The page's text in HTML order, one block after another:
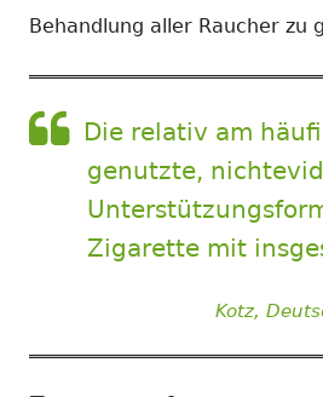
Behandlung aller Raucher zu
Die relativ am
genutzte,
Zigarette mit
Kotz,